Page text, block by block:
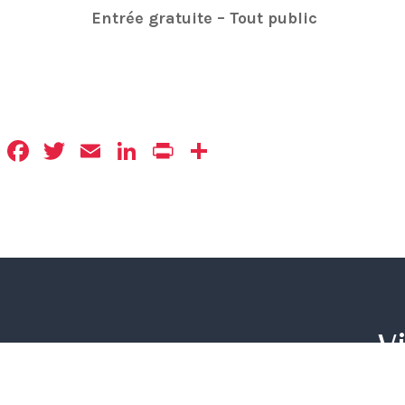
Entrée gratuite – Tout public
Facebook
Twitter
EmailLinkedIn
Print